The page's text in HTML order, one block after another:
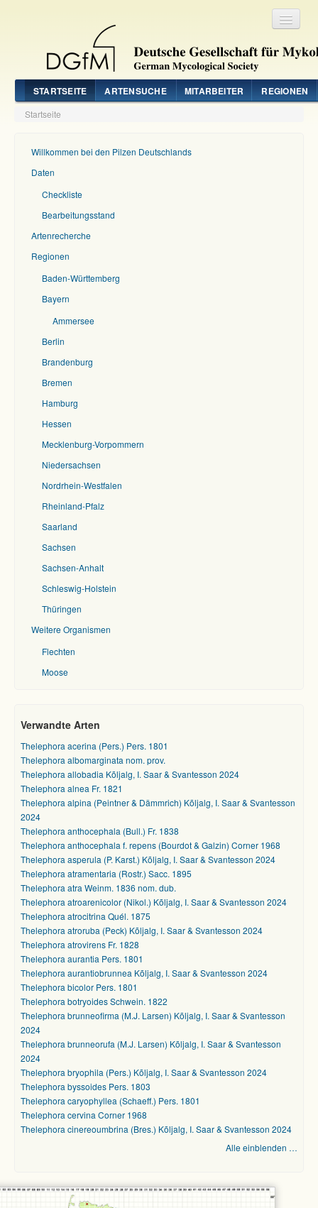
STARTSEITE ARTENSUCHE MITARBEITER REGIONEN
Startseite
Willkommen bei den Pilzen Deutschlands
Daten
Checkliste
Bearbeitungsstand
Artenrecherche
Regionen
Baden-Württemberg
Bayern
Ammersee
Berlin
Brandenburg
Bremen
Hamburg
Hessen
Mecklenburg-Vorpommern
Niedersachsen
Nordrhein-Westfalen
Rheinland-Pfalz
Saarland
Sachsen
Sachsen-Anhalt
Schleswig-Holstein
Thüringen
Weitere Organismen
Flechten
Moose
Verwandte Arten
Thelephora acerina (Pers.) Pers. 1801
Thelephora albomarginata nom. prov.
Thelephora allobadia Kõljalg, I. Saar & Svantesson 2024
Thelephora alnea Fr. 1821
Thelephora alpina (Peintner & Dämmrich) Kõljalg, I. Saar & Svantesson
2024
Thelephora anthocephala (Bull.) Fr. 1838
Thelephora anthocephala f. repens (Bourdot & Galzin) Corner 1968
Thelephora asperula (P. Karst.) Kõljalg, I. Saar & Svantesson 2024
Thelephora atramentaria (Rostr.) Sacc. 1895
Thelephora atra Weinm. 1836 nom. dub.
Thelephora atroarenicolor (Nikol.) Kõljalg, I. Saar & Svantesson 2024
Thelephora atrocitrina Quél. 1875
Thelephora atroruba (Peck) Kõljalg, I. Saar & Svantesson 2024
Thelephora atrovirens Fr. 1828
Thelephora aurantia Pers. 1801
Thelephora aurantiobrunnea Kõljalg, I. Saar & Svantesson 2024
Thelephora bicolor Pers. 1801
Thelephora botryoides Schwein. 1822
Thelephora brunneofirma (M.J. Larsen) Kõljalg, I. Saar & Svantesson
2024
Thelephora brunneorufa (M.J. Larsen) Kõljalg, I. Saar & Svantesson
2024
Thelephora bryophila (Pers.) Kõljalg, I. Saar & Svantesson 2024
Thelephora byssoides Pers. 1803
Thelephora caryophyllea (Schaeff.) Pers. 1801
Thelephora cervina Corner 1968
Thelephora cinereoumbrina (Bres.) Kõljalg, I. Saar & Svantesson 2024
Alle einblenden …